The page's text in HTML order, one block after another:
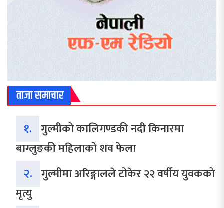
ताजा समाचार
१. गुल्मीको कालिगण्डकी नदी किनारमा
बाग्लुङकी महिलाको शव फेला
२. गुल्मीमा अरिङ्गालले टोकेर २२ वर्षीय युवकको
मृत्यु